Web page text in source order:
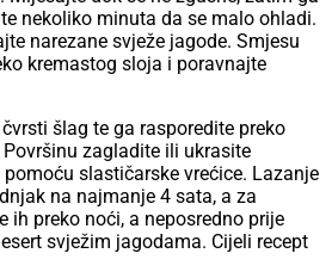
nekoliko minuta da se malo ohladi.
narezane svježe jagode. Smjesu
kremastog sloja i poravnajte
šlag te ga rasporedite preko
zagladite ili ukrasite
slastičarske vrećice. Lazanje
na najmanje 4 sata, a za
ih preko noći, a neposredno prije
svježim jagodama. Cijeli recept